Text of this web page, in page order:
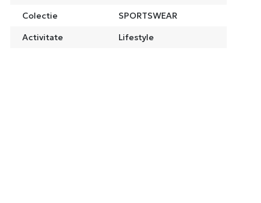
Colectie
SPORTSWEAR
Activitate
Lifestyle